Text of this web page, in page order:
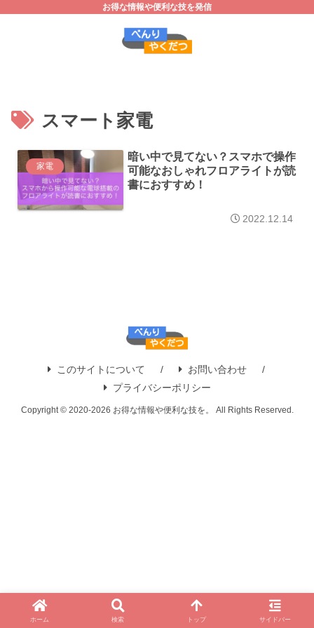
お得な情報や便利な技を発信
スマート家電
家電
暗い中で見てない？スマホで操作
可能なおしゃれフロアライトが読
書におすすめ！
2022.12.14
このサイトについて
お問い合わせ
プライバシーポリシー
Copyright © 2020-2026 お得な情報や便利な技を。 All Rights Reserved.
ホーム 検索 トップ サイドバー